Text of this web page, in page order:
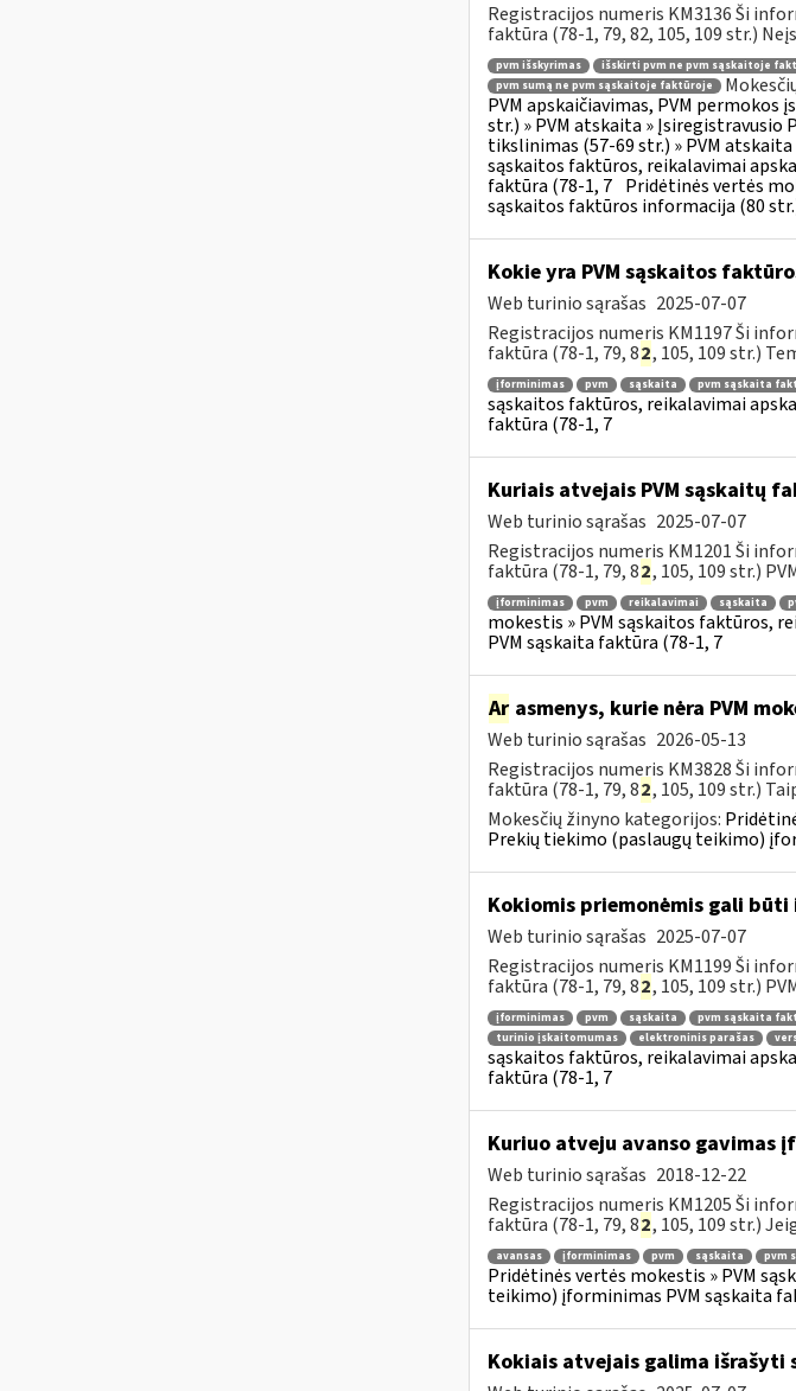
Registracijos numeris KM3136 Ši
faktūra (78-1, 79, 82, 105, 109 str.)
pvm išskyrimas išskirti pvm ne pvm sąskaitoje
pvm sumą ne pvm sąskaitoje faktūroje
PVM apskaičiavimas, PVM permokos
str.) » PVM atskaita » Įsiregistravusio
tikslinimas (57-69 str.) » PVM
sąskaitos faktūros, reikalavimai
faktūra (78-1, 7 Pridėtinės vertės
sąskaitos faktūros informacija (80
Kokie yra PVM sąskaitos
Web turinio sąrašas 2025-07-07
Registracijos numeris KM1197 Ši
faktūra (78-1, 79, 82, 105, 109 str.)
įforminimas pvm sąskaita pvm sąskaita
sąskaitos faktūros, reikalavimai
faktūra (78-1, 7
Kuriais atvejais PVM sąskaitų
Web turinio sąrašas 2025-07-07
Registracijos numeris KM1201 Ši
faktūra (78-1, 79, 82, 105, 109 str.)
įforminimas pvm reikalavimai sąskaita
mokestis » PVM sąskaitos faktūros,
PVM sąskaita faktūra (78-1, 7
Arasmenys, kurie nėra PVM
Web turinio sąrašas 2026-05-13
Registracijos numeris KM3828 Ši
faktūra (78-1, 79, 82, 105, 109 str.)
Mokesčių žinyno kategorijos:
Prekių tiekimo (paslaugų teikimo)
Kokiomis priemonėmis gali
Web turinio sąrašas 2025-07-07
Registracijos numeris KM1199 Ši
faktūra (78-1, 79, 82, 105, 109 str.)
įforminimas pvm sąskaita pvm sąskaita
turinio įskaitomumas
elektroninis parašas
sąskaitos faktūros, reikalavimai
faktūra (78-1, 7
Kuriuo atveju avanso gavimas
Web turinio sąrašas 2018-12-22
Registracijos numeris KM1205 Ši
faktūra (78-1, 79, 82, 105, 109 str.)
avansas įforminimas pvm sąskaita pvm
Pridėtinės vertės mokestis » PVM
teikimo) įforminimas PVM sąskaita
Kokiais atvejais galima išrašyti